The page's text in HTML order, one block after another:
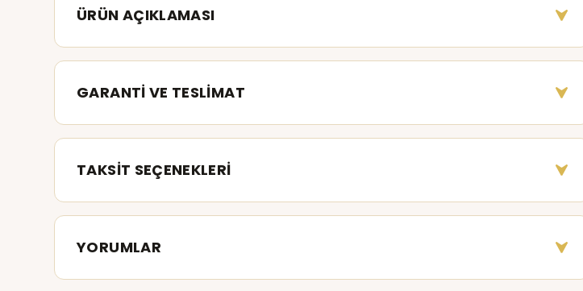
ÜRÜN AÇIKLAMASI
GARANTİ VE TESLİMAT
TAKSİT SEÇENEKLERİ
YORUMLAR